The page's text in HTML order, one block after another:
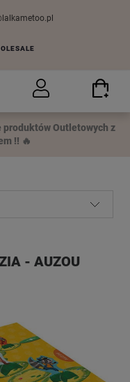
produktów Outletowych z
!! 🔥
- AUZOU